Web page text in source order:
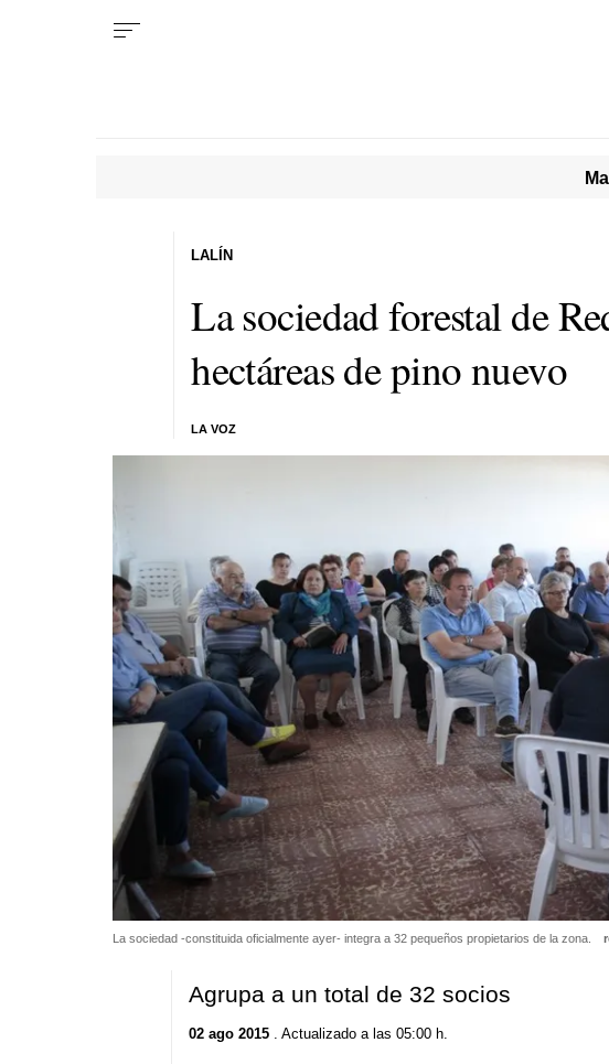
La sociedad forestal de
hectáreas de pino nuevo
LA VOZ
LALÍN
La sociedad -constituida oficialmente ayer- integra a 32 pequeños propietarios de la zona.
Agrupa a un total de 32 socios
02 ago 2015. Actualizado a las 05:00 h.